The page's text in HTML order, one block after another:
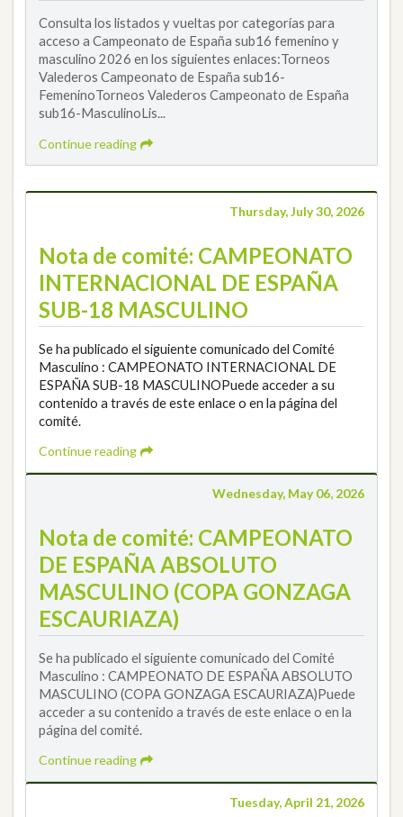
Consulta los listados y vueltas por categorías para
acceso a Campeonato de España sub16 femenino y
masculino 2026 en los siguientes enlaces:Torneos
Valederos Campeonato de España sub16-
FemeninoTorneos Valederos Campeonato de España
sub16-MasculinoLis...
Continue reading
Thursday, July 30, 2026
Nota de comité: CAMPEONATO
INTERNACIONAL DE ESPAÑA
SUB-18 MASCULINO
Se ha publicado el siguiente comunicado del Comité
Masculino : CAMPEONATO INTERNACIONAL DE
ESPAÑA SUB-18 MASCULINOPuede acceder a su
contenido a través de este enlace o en la página del
comité.
Continue reading
Wednesday, May 06, 2026
Nota de comité: CAMPEONATO
DE ESPAÑA ABSOLUTO
MASCULINO (COPA GONZAGA
ESCAURIAZA)
Se ha publicado el siguiente comunicado del Comité
Masculino : CAMPEONATO DE ESPAÑA ABSOLUTO
MASCULINO (COPA GONZAGA ESCAURIAZA)Puede
acceder a su contenido a través de este enlace o en la
página del comité.
Continue reading
Tuesday, April 21, 2026